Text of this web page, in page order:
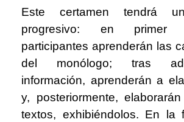
Este certamen tendrá
progresivo: en primer
participantes aprenderán las
del monólogo; tras
información, aprenderán a
y, posteriormente,
textos, exhibiéndolos. En la